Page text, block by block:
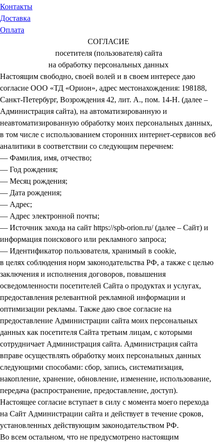
Контакты
Доставка
Оплата
СОГЛАСИЕ
посетителя (пользователя) сайта
на обработку персональных данных
Настоящим свободно, своей волей и в своем интересе даю
согласие ООО «ТД «Орион», адрес местонахождения: 198188,
Санкт-Петербург, Возрождения 42, лит. А., пом. 14-Н. (далее –
Администрация сайта), на автоматизированную и
неавтоматизированную обработку моих персональных данных,
в том числе с использованием сторонних интернет-сервисов веб
аналитики в соответствии со следующим перечнем:
— Фамилия, имя, отчество;
— Год рождения;
— Месяц рождения;
— Дата рождения;
— Адрес;
— Адрес электронной почты;
— Источник захода на сайт https://spb-orion.ru/ (далее – Сайт) и
информация поискового или рекламного запроса;
— Идентификатор пользователя, хранимый в cookie,
в целях соблюдения норм законодательства РФ, а также с целью
заключения и исполнения договоров, повышения
осведомленности посетителей Сайта о продуктах и услугах,
предоставления релевантной рекламной информации и
оптимизации рекламы. Также даю свое согласие на
предоставление Администрации сайта моих персональных
данных как посетителя Сайта третьим лицам, с которыми
сотрудничает Администрация сайта. Администрация сайта
вправе осуществлять обработку моих персональных данных
следующими способами: сбор, запись, систематизация,
накопление, хранение, обновление, изменение, использование,
передача (распространение, предоставление, доступ).
Настоящее согласие вступает в силу с момента моего перехода
на Сайт Администрации сайта и действует в течение сроков,
установленных действующим законодательством РФ.
Во всем остальном, что не предусмотрено настоящим